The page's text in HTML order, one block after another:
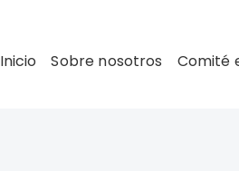
Inicio Sobre nosotros Comité